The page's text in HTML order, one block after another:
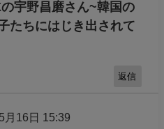
ル.メキシコ.西アジア.
.欧州.アメリカ.スイ
ス.インド.中国.南アジ
マニア.ベトナム.韓国.
スタン…etc